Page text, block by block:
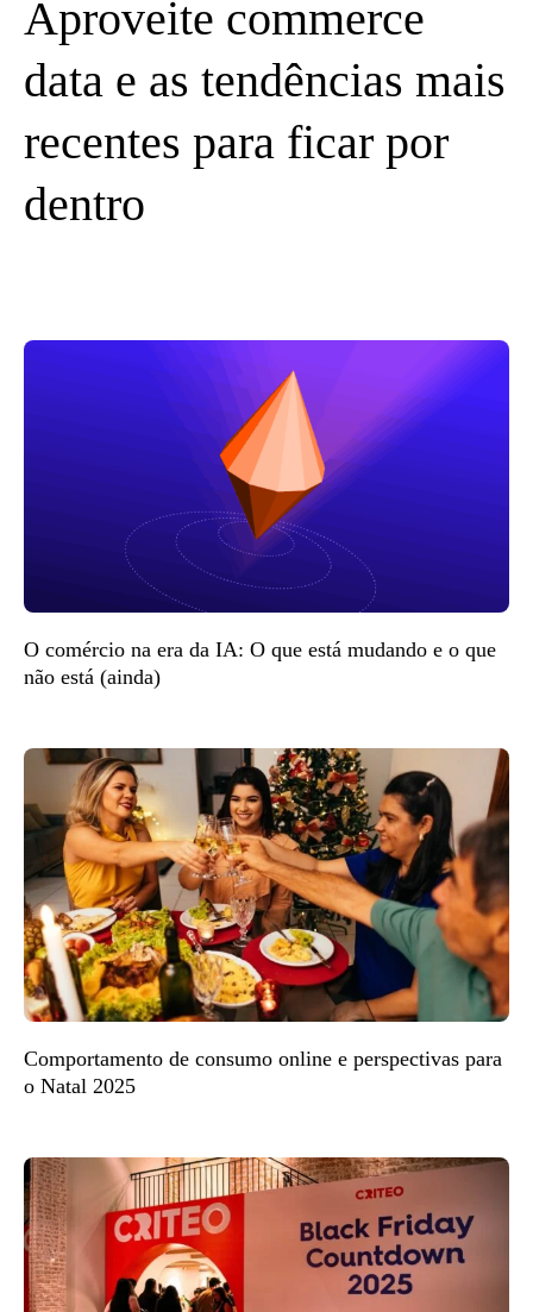
Aproveite commerce
data e as tendências mais
recentes para ficar por
dentro
O comércio na era da IA: O que está mudando e o que
não está (ainda)
Comportamento de consumo online e perspectivas para
o Natal 2025